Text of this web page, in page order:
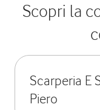
Scopri la
Scarperia E
Piero